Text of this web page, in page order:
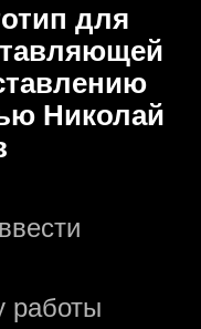
для
Николай
работы